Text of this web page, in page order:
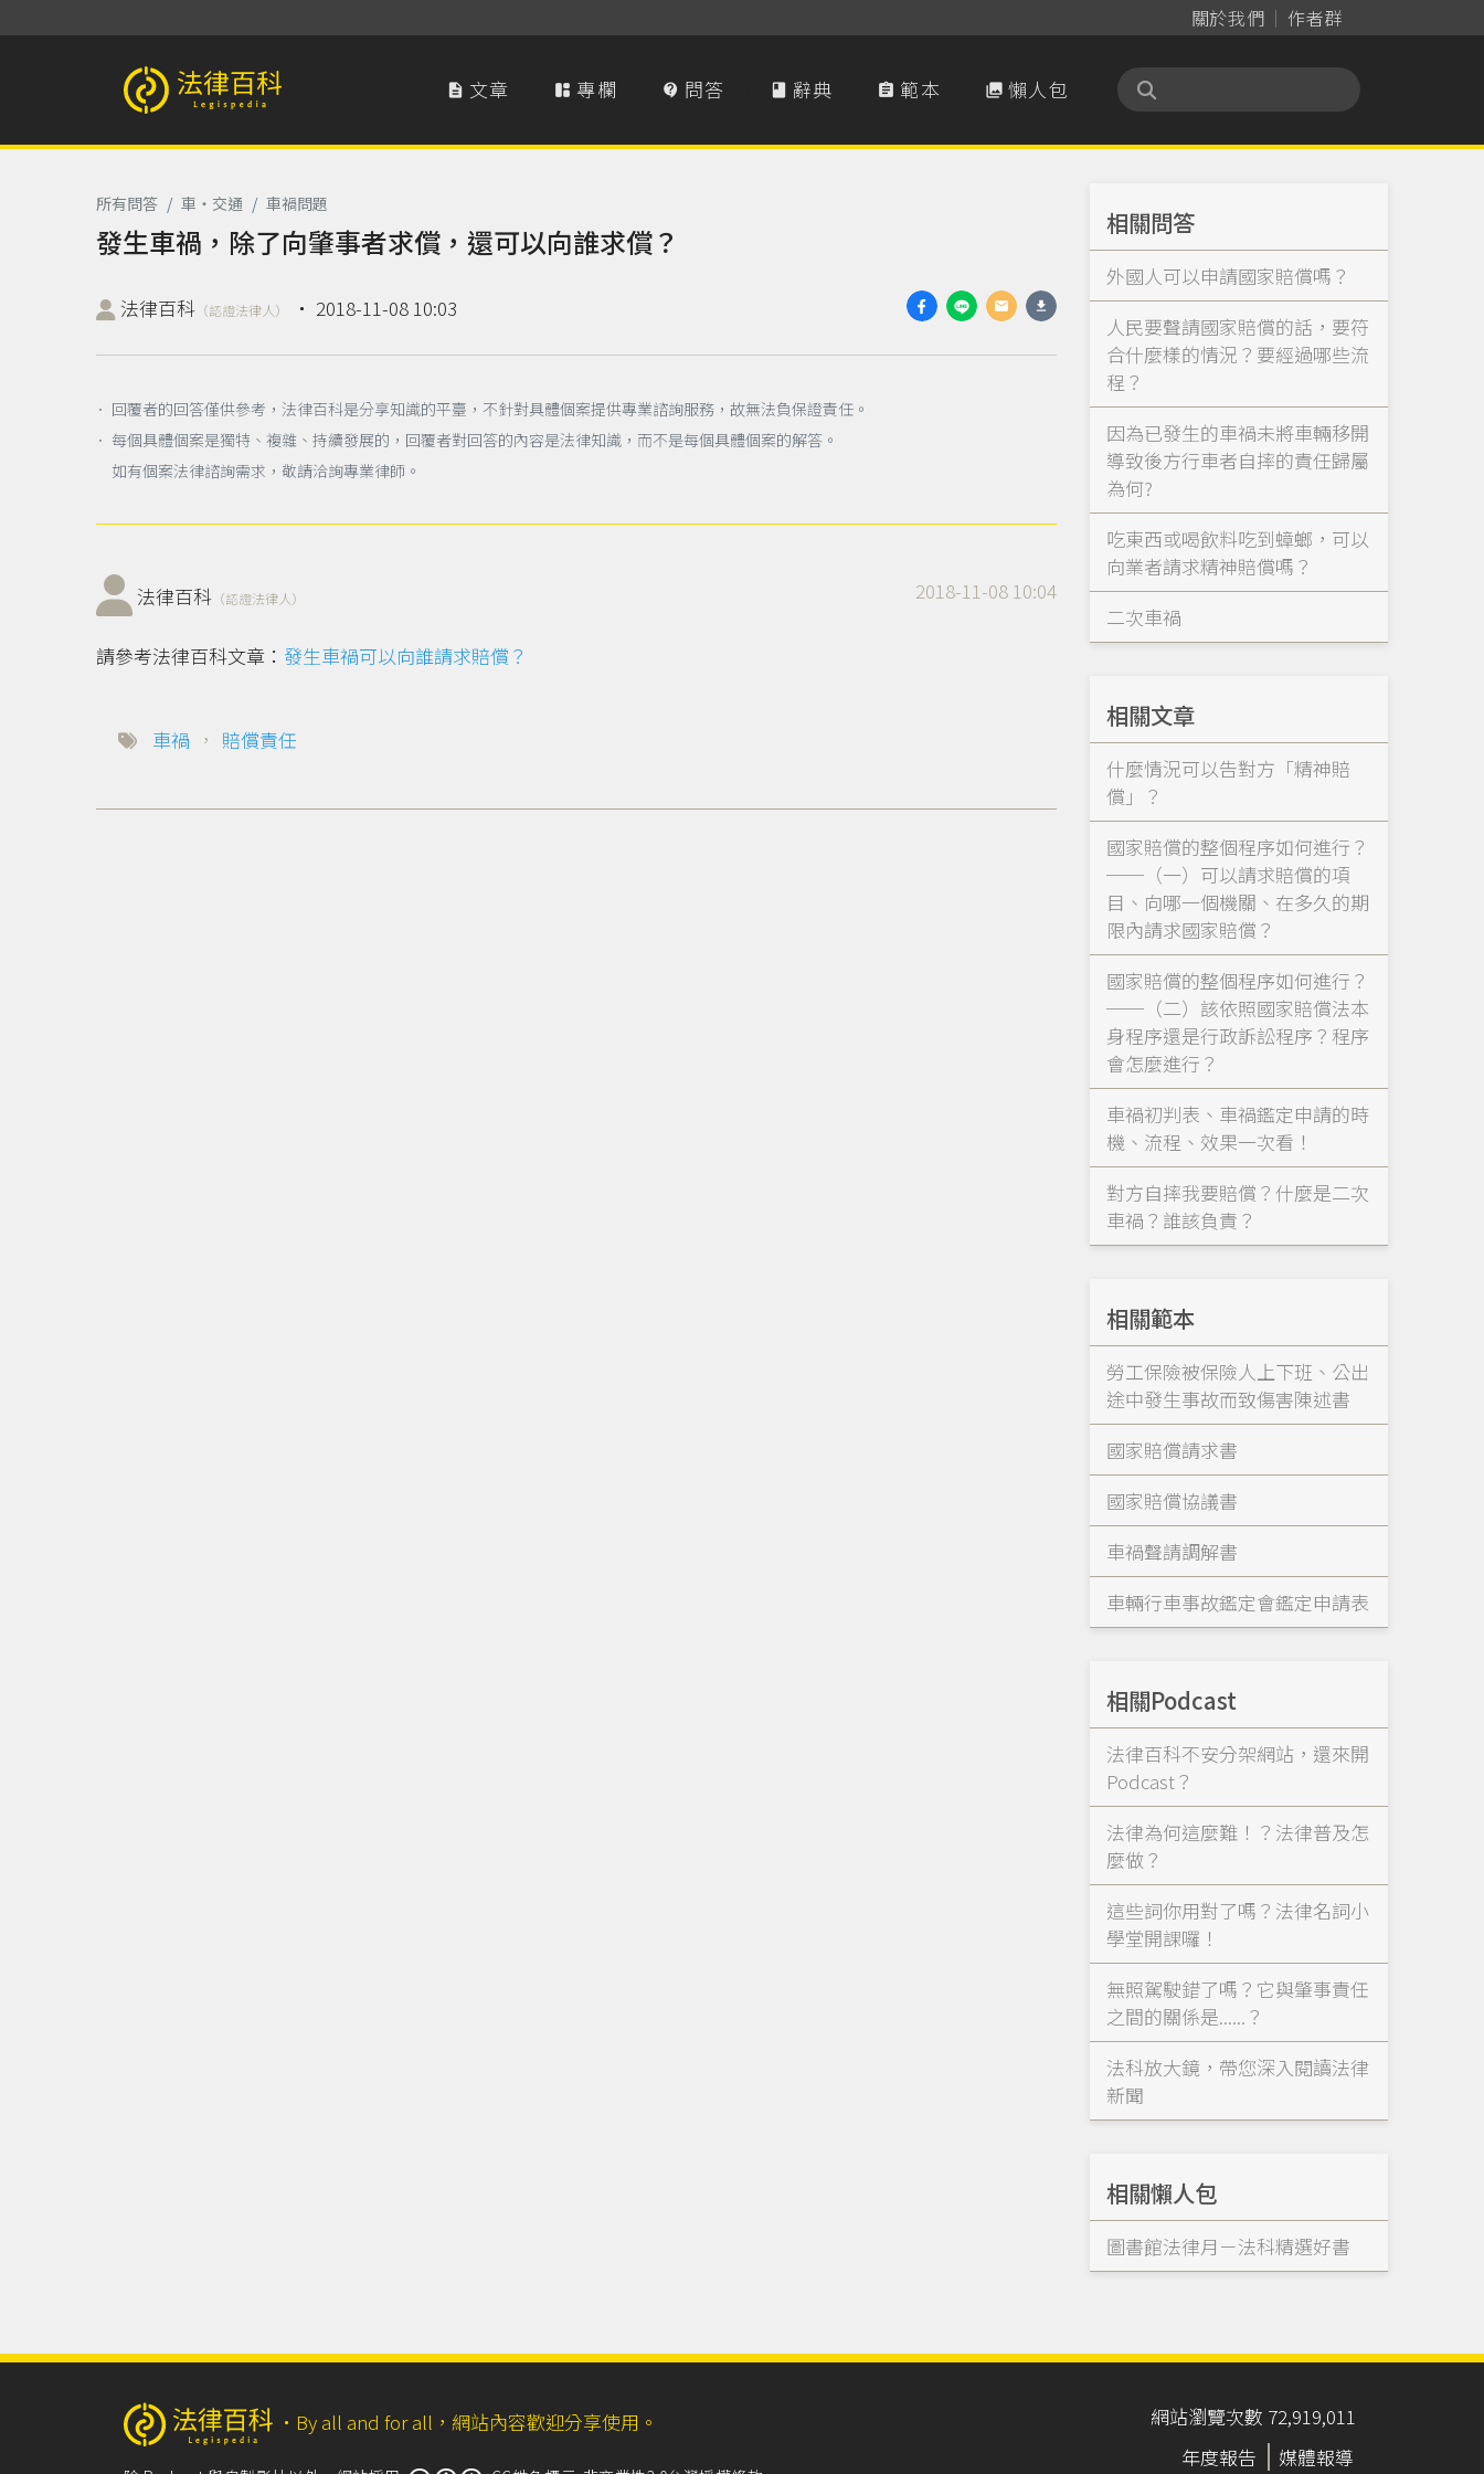
關於我們 作者群
法律百科 Legispedia  文章  專欄  問答  辭典  範本  懶人包
所有問答 / 車‧交通 / 車禍問題
發生車禍，除了向肇事者求償，還可以向誰求償？
法律百科 （認證法律人） ‧ 2018-11-08 10:03
． 回覆者的回答僅供參考，法律百科是分享知識的平臺，不針對具體個案提供專業諮詢服務，故無法負保證責任。
． 每個具體個案是獨特、複雜、持續發展的，回覆者對回答的內容是法律知識，而不是每個具體個案的解答。
如有個案法律諮詢需求，敬請洽詢專業律師。
法律百科 （認證法律人） 2018-11-08 10:04
請參考法律百科文章： 發生車禍可以向誰請求賠償？
車禍 ， 賠償責任
相關問答
外國人可以申請國家賠償嗎？
人民要聲請國家賠償的話，要符
合什麼樣的情況？要經過哪些流
程？
因為已發生的車禍未將車輛移開
導致後方行車者自摔的責任歸屬
為何?
吃東西或喝飲料吃到蟑螂，可以
向業者請求精神賠償嗎？
二次車禍
相關文章
什麼情況可以告對方「精神賠
償」？
國家賠償的整個程序如何進行？
──（一）可以請求賠償的項
目、向哪一個機關、在多久的期
限內請求國家賠償？
國家賠償的整個程序如何進行？
──（二）該依照國家賠償法本
身程序還是行政訴訟程序？程序
會怎麼進行？
車禍初判表、車禍鑑定申請的時
機、流程、效果一次看！
對方自摔我要賠償？什麼是二次
車禍？誰該負責？
相關範本
勞工保險被保險人上下班、公出
途中發生事故而致傷害陳述書
國家賠償請求書
國家賠償協議書
車禍聲請調解書
車輛行車事故鑑定會鑑定申請表
相關Podcast
法律百科不安分架網站，還來開
Podcast？
法律為何這麼難！？法律普及怎
麼做？
這些詞你用對了嗎？法律名詞小
學堂開課囉！
無照駕駛錯了嗎？它與肇事責任
之間的關係是......？
法科放大鏡，帶您深入閱讀法律
新聞
相關懶人包
圖書館法律月－法科精選好書
‧ By all and for all，網站內容歡迎分享使用。
網站瀏覽次數 72,919,011
年度報告
媒體報導